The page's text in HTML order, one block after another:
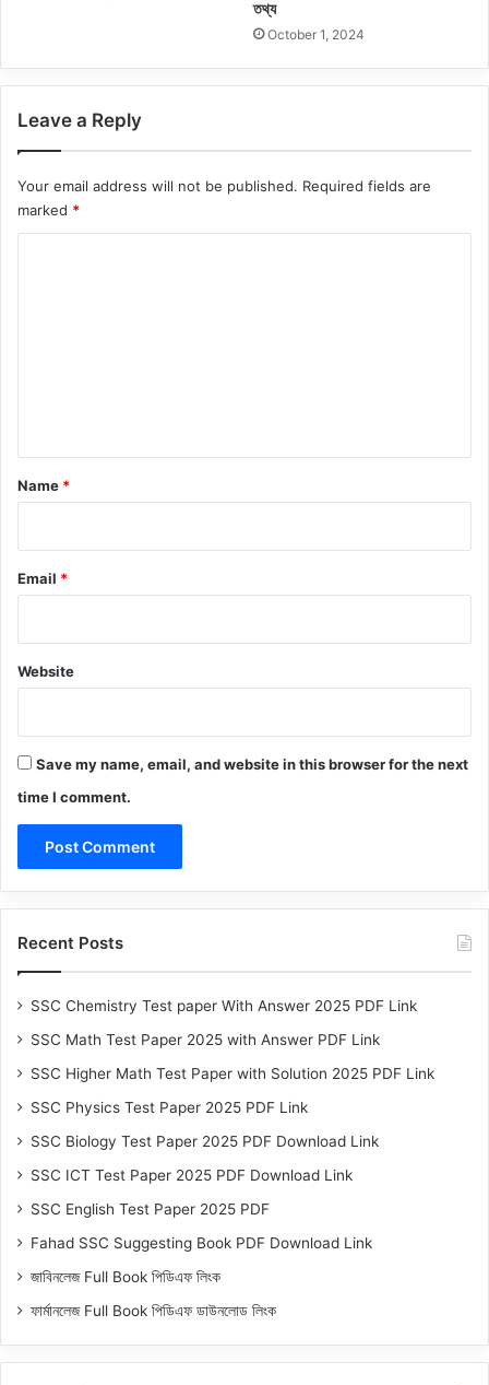
তথ্য
October 1, 2024
Leave a Reply
Your email address will not be published. Required fields are
marked *
*
Name *
Email *
Website
Save my name, email, and website in this browser for the next
time I comment.
Recent Posts
SSC Chemistry Test paper With Answer 2025 PDF Link
SSC Math Test Paper 2025 with Answer PDF Link
SSC Higher Math Test Paper with Solution 2025 PDF Link
SSC Physics Test Paper 2025 PDF Link
SSC Biology Test Paper 2025 PDF Download Link
SSC ICT Test Paper 2025 PDF Download Link
SSC English Test Paper 2025 PDF
Fahad SSC Suggesting Book PDF Download Link
জাবিনলেজ Full Book পিডিএফ লিংক
ফার্মানলেজ Full Book পিডিএফ ডাউনলোড লিংক